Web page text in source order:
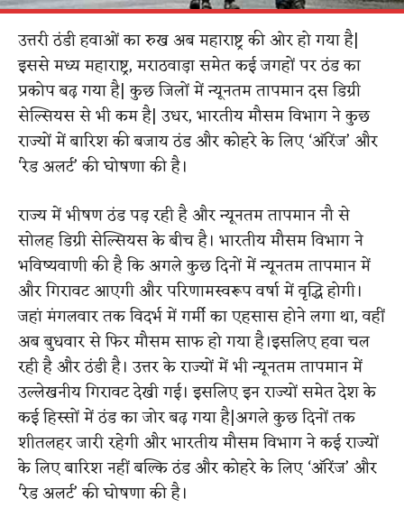
उत्तरी ठंडी हवाओं का रुख अब महाराष्ट्र की ओर हो गया है|
इससे मध्य महाराष्ट्र, मराठवाड़ा समेत कई जगहों पर ठंड का
प्रकोप बढ़ गया है| कुछ जिलों में न्यूनतम तापमान दस डिग्री
सेल्सियस से भी कम है| उधर, भारतीय मौसम विभाग ने कुछ
राज्यों में बारिश की बजाय ठंड और कोहरे के लिए ‘ऑरेंज’ और
‘रेड अलर्ट’ की घोषणा की है।
राज्य में भीषण ठंड पड़ रही है और न्यूनतम तापमान नौ से
सोलह डिग्री सेल्सियस के बीच है। भारतीय मौसम विभाग ने
भविष्यवाणी की है कि अगले कुछ दिनों में न्यूनतम तापमान में
और गिरावट आएगी और परिणामस्वरूप वर्षा में वृद्धि होगी।
जहां मंगलवार तक विदर्भ में गर्मी का एहसास होने लगा था, वहीं
अब बुधवार से फिर मौसम साफ हो गया है।इसलिए हवा चल
रही है और ठंडी है। उत्तर के राज्यों में भी न्यूनतम तापमान में
उल्लेखनीय गिरावट देखी गई। इसलिए इन राज्यों समेत देश के
कई हिस्सों में ठंड का जोर बढ़ गया है|अगले कुछ दिनों तक
शीतलहर जारी रहेगी और भारतीय मौसम विभाग ने कई राज्यों
के लिए बारिश नहीं बल्कि ठंड और कोहरे के लिए ‘ऑरेंज’ और
‘रेड अलर्ट’ की घोषणा की है।